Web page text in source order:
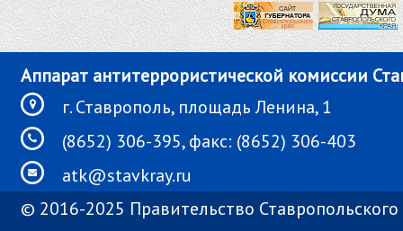
Аппарат антитеррористической комиссии
г. Ставрополь, площадь Ленина, 1
(8652) 306-395, факс: (8652) 306-403
atk@stavkray.ru
© 2016-2025 Правительство Ставропольского